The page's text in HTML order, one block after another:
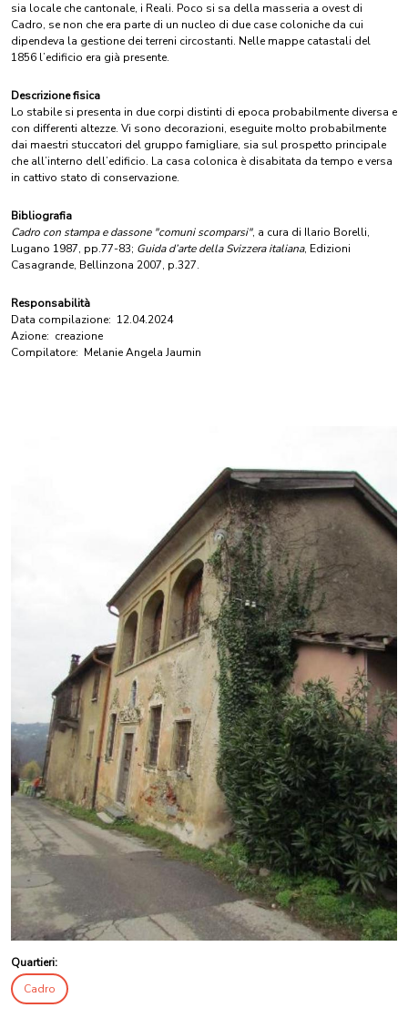
sia locale che cantonale, i Reali. Poco si sa della masseria a ovest di
Cadro, se non che era parte di un nucleo di due case coloniche da cui
dipendeva la gestione dei terreni circostanti. Nelle mappe catastali del
1856 l’edificio era già presente.
Descrizione fisica
Lo stabile si presenta in due corpi distinti di epoca probabilmente diversa e
con differenti altezze. Vi sono decorazioni, eseguite molto probabilmente
dai maestri stuccatori del gruppo famigliare, sia sul prospetto principale
che all’interno dell’edificio. La casa colonica è disabitata da tempo e versa
in cattivo stato di conservazione.
Bibliografia
Cadro con stampa e dassone "comuni scomparsi", a cura di Ilario Borelli,
Lugano 1987, pp.77-83; Guida d’arte della Svizzera italiana, Edizioni
Casagrande, Bellinzona 2007, p.327.
Responsabilità
Data compilazione: 12.04.2024
Azione: creazione
Compilatore: Melanie Angela Jaumin
Quartieri:
Cadro